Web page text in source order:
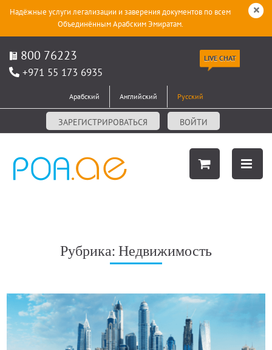
Надёжные услуги легализации и заверения документов по всем
Объединённым Арабским Эмиратам.
800 76223
+971 55 173 6935
LIVE CHAT
Арабский Английский Русский
ЗАРЕГИСТРИРОВАТЬСЯ ВОЙТИ
Рубрика:Недвижимость